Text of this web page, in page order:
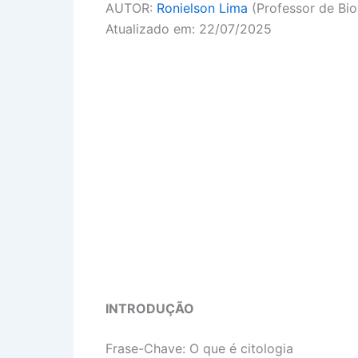
AUTOR: Ronielson Lima (Professor de
Atualizado em: 22/07/2025
INTRODUÇÃO
Frase-Chave: O que é citologia